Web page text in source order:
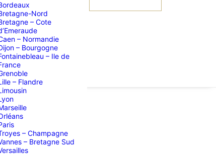
Nord
– Cote
– Normandie
– Bourgogne
– Ile de
– Flandre
– Champagne
– Bretagne Sud
»